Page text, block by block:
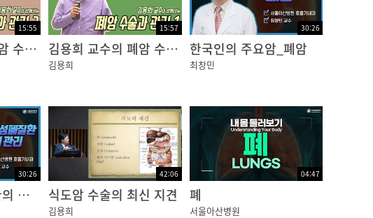
15:55
김용희 교수의 폐암 수술과 관리 2편
15:57
김용희 교수의 폐암 수술과 관리 1편
김용희
30:26
한국인의 주요암_폐암
최창민
30:26
만성폐쇄성폐질환의 진단과 치료
42:06
식도암 수술의 최신 지견
김용희
04:47
폐
서울아산병원